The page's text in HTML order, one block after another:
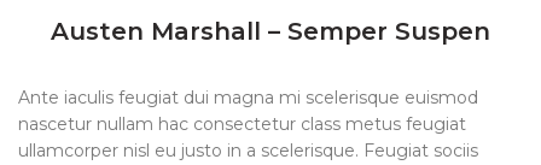
Austen Marshall – Semper Suspen
Ante iaculis feugiat dui magna mi scelerisque euismod
nascetur nullam hac consectetur class metus feugiat
ullamcorper nisl eu justo in a scelerisque. Feugiat sociis